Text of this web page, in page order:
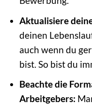
Aktualisiere
deinen
auch wenn du
bist. So bist du
Beachte die
Arbeitgebers: